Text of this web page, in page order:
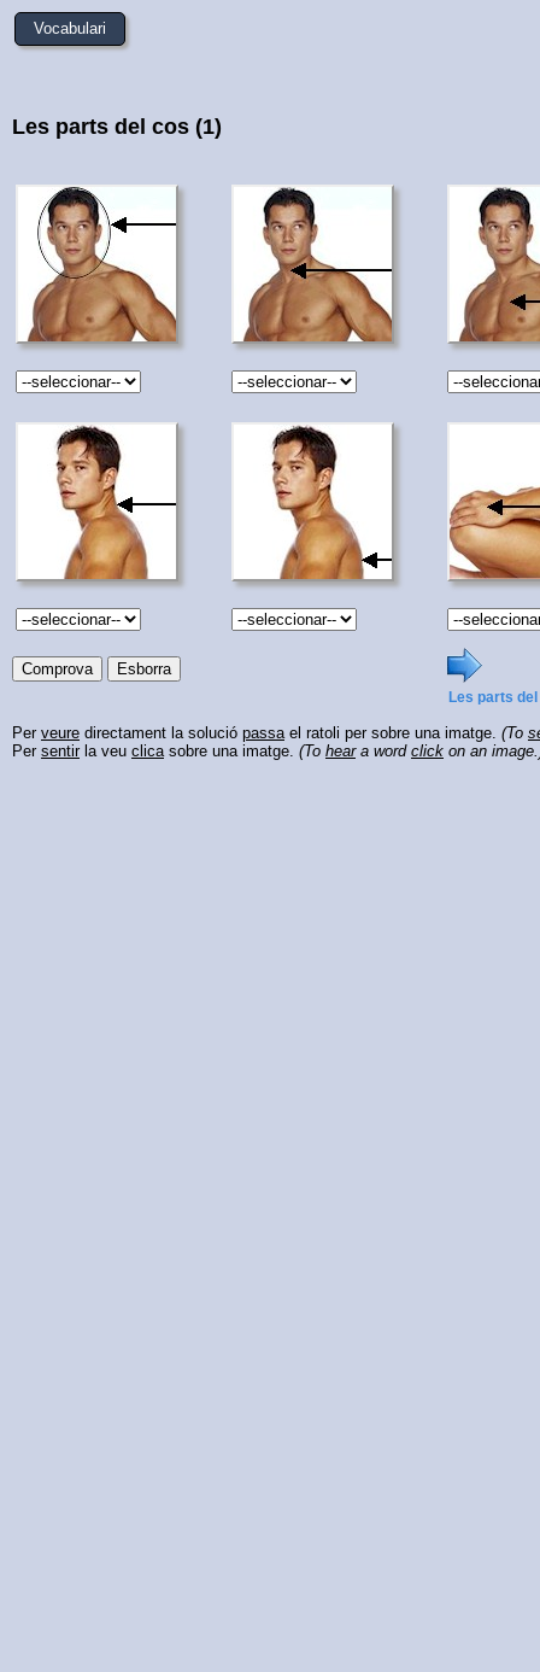
Vocabulari
Les parts del cos (1)
Les parts
Per veure directament la solució passael ratoli per sobre una imatge. (To
Per sentirla veu clicasobre una imatge. (To heara word click on an